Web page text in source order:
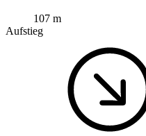
107 m
Aufstieg